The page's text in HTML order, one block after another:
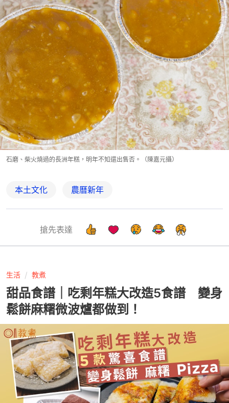
石磨、柴火燒過的長洲年糕，明年不知還出售否。（陳嘉元攝）
本土文化 農曆新年
搶先表達
生活 教煮
甜品食譜｜吃剩年糕大改造5食譜 變身
鬆餅麻糬微波爐都做到！